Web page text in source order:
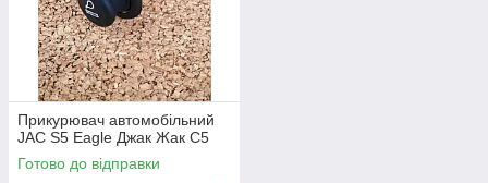
Прикурювач автомобільний
JAC S5 Eagle Джак Жак С5
Готово до відправки